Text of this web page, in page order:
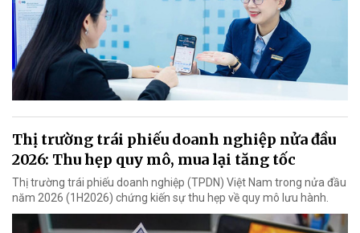
Thị trường trái phiếu doanh nghiệp nửa đầu
2026: Thu hẹp quy mô, mua lại tăng tốc
Thị trường trái phiếu doanh nghiệp (TPDN) Việt Nam trong nửa đầu
năm 2026 (1H2026) chứng kiến sự thu hẹp về quy mô lưu hành.